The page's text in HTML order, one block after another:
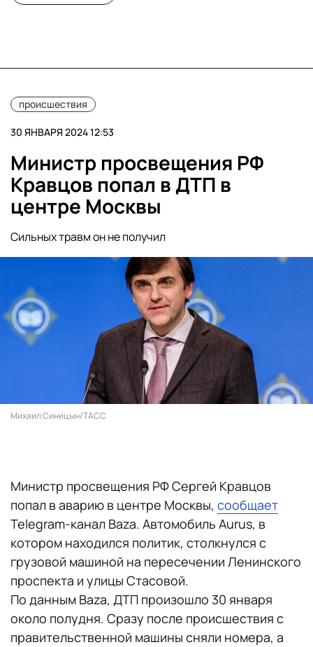
происшествия
30 ЯНВАРЯ 2024 12:53
Министр просвещения РФ
Кравцов попал в ДТП в
центре Москвы
Сильных травм он не получил
Михаил Синицын/ТАСС
Министр просвещения РФ Сергей Кравцов
попал в аварию в центре Москвы, сообщает
Telegram-канал Baza. Автомобиль Aurus, в
котором находился политик, столкнулся с
грузовой машиной на пересечении Ленинского
проспекта и улицы Стасовой.
По данным Baza, ДТП произошло 30 января
около полудня. Сразу после происшествия с
правительственной машины сняли номера, а